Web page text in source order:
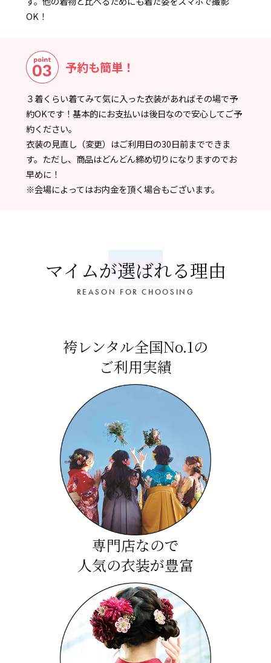
OK！
予約も簡単！
３着くらい着てみて気に入った衣装があればその場で予
約OKです！基本的にお支払いは後日なので安心してご予
約ください。
衣装の見直し（変更）はご利用日の30日前までできま
す。ただし、商品はどんどん締め切りになりますのでお
早めに！
※会場によってはお内金を頂く場合もございます。
マイムが選ばれる理由
REASON FOR CHOOSING
袴レンタル全国No.1の
ご利用実績
専門店なので
人気の衣装が豊富